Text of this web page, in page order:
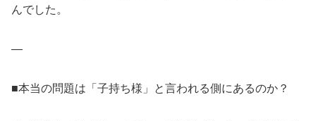
んでした。
—
■本当の問題は「子持ち様」と言われる側にあるのか？